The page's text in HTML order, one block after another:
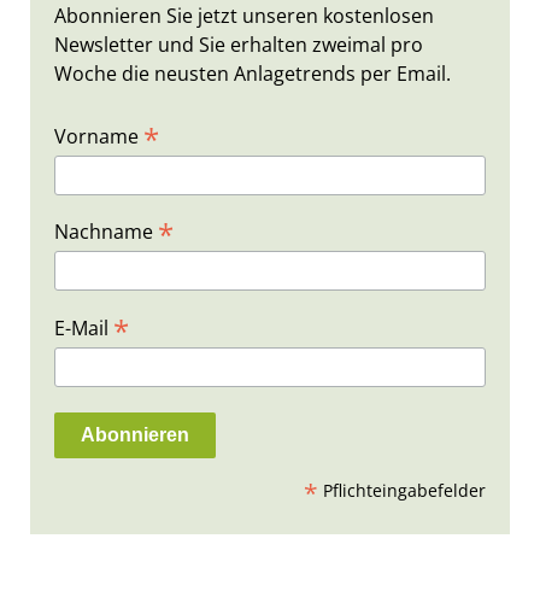
Abonnieren Sie jetzt unseren kostenlosen
Newsletter und Sie erhalten zweimal pro
Woche die neusten Anlagetrends per Email.
Vorname *
Nachname *
E-Mail *
* Pflichteingabefelder